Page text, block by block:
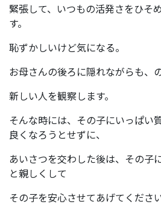
緊張して、いつもの活発さをひそ
す。
恥ずかしいけど気になる。
お母さんの後ろに隠れながらも、
新しい人を観察します。
そんな時には、その子にいっぱい
良くなろうとせずに、
あいさつを交わした後は、その子
と親しくして
その子を安心させてあげてください